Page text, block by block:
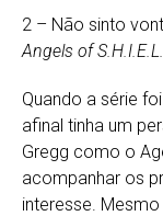
2 – Não sinto
Angels of
Quando a série
afinal tinha um
Gregg como o
acompanhar os
interesse.